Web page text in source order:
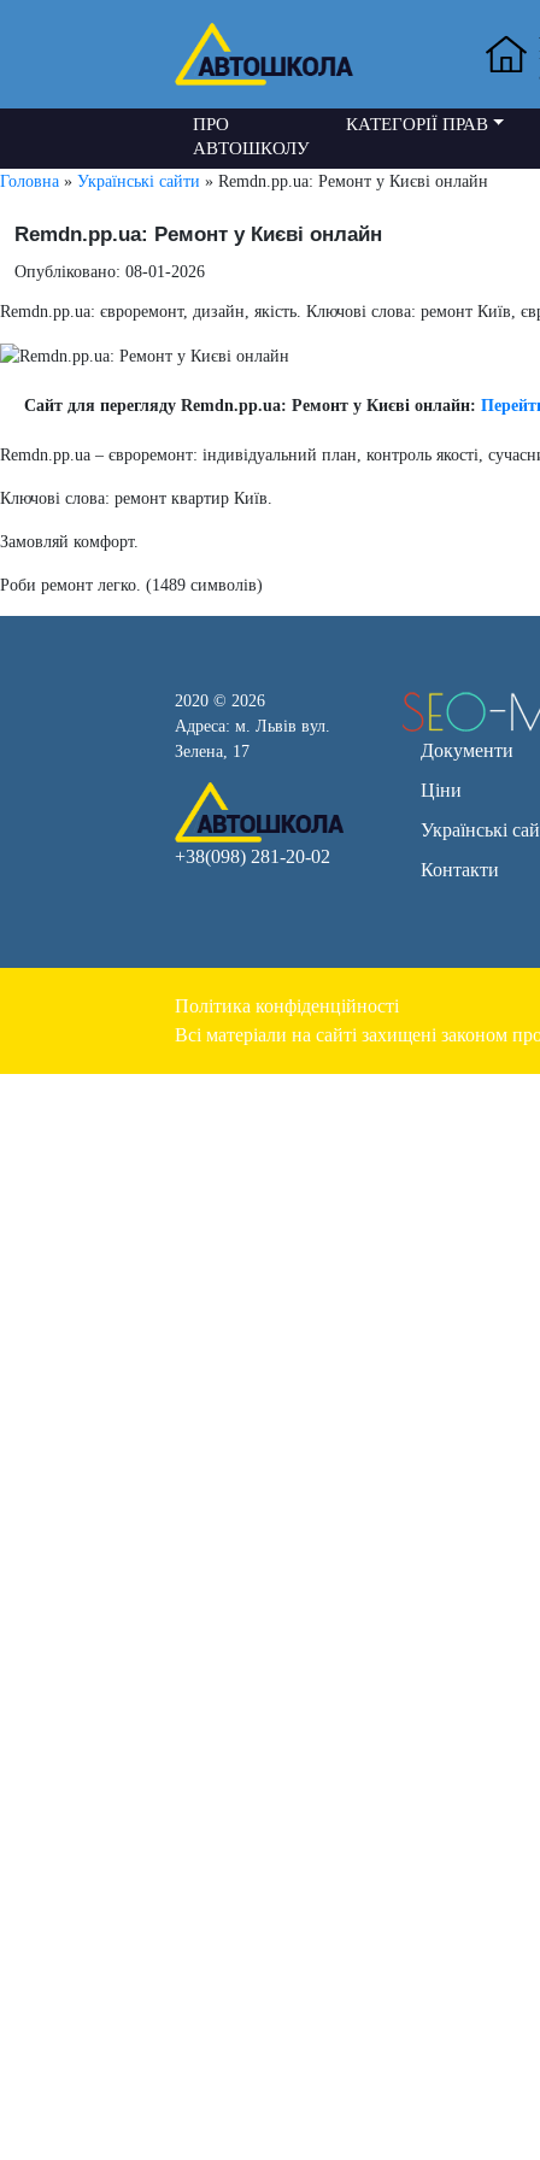
ПРО
АВТОШКОЛУ
КАТЕГОРІЇ ПРАВ
Головна » Українські сайти » Remdn.pp.ua: Ремонт у Києві онлайн
Remdn.pp.ua: Ремонт у Києві онлайн
Опубліковано: 08-01-2026
Remdn.pp.ua: євроремонт, дизайн, якість. Ключові слова: ремонт Київ,
Сайт для перегляду Remdn.pp.ua: Ремонт у Києві онлайн:
Remdn.pp.ua – євроремонт: індивідуальний план, контроль якості,
Ключові слова: ремонт квартир Київ.
Замовляй комфорт.
Роби ремонт легко. (1489 символів)
2020 © 2026
Адреса: м. Львів вул.
Зелена, 17
+38(098) 281-20-02
Документи
Ціни
Українські
Контакти
Політика конфіденційності
Всі матеріали на сайті захищені законом